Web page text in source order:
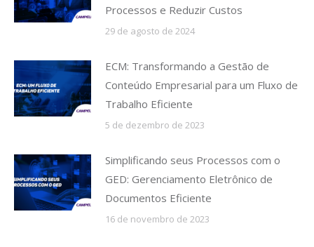
Processos e Reduzir Custos
29 de agosto de 2024
ECM: Transformando a Gestão de
Conteúdo Empresarial para um Fluxo de
Trabalho Eficiente
5 de dezembro de 2023
Simplificando seus Processos com o
GED: Gerenciamento Eletrônico de
Documentos Eficiente
16 de novembro de 2023